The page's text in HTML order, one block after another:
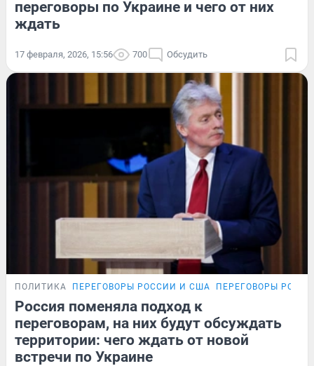
переговоры по Украине и чего от них
ждать
17 февраля, 2026, 15:56 700 Обсудить
ПОЛИТИКА ПЕРЕГОВОРЫ РОССИИ И США ПЕРЕГОВОРЫ
Россия поменяла подход к
переговорам, на них будут обсуждать
территории: чего ждать от новой
встречи по Украине